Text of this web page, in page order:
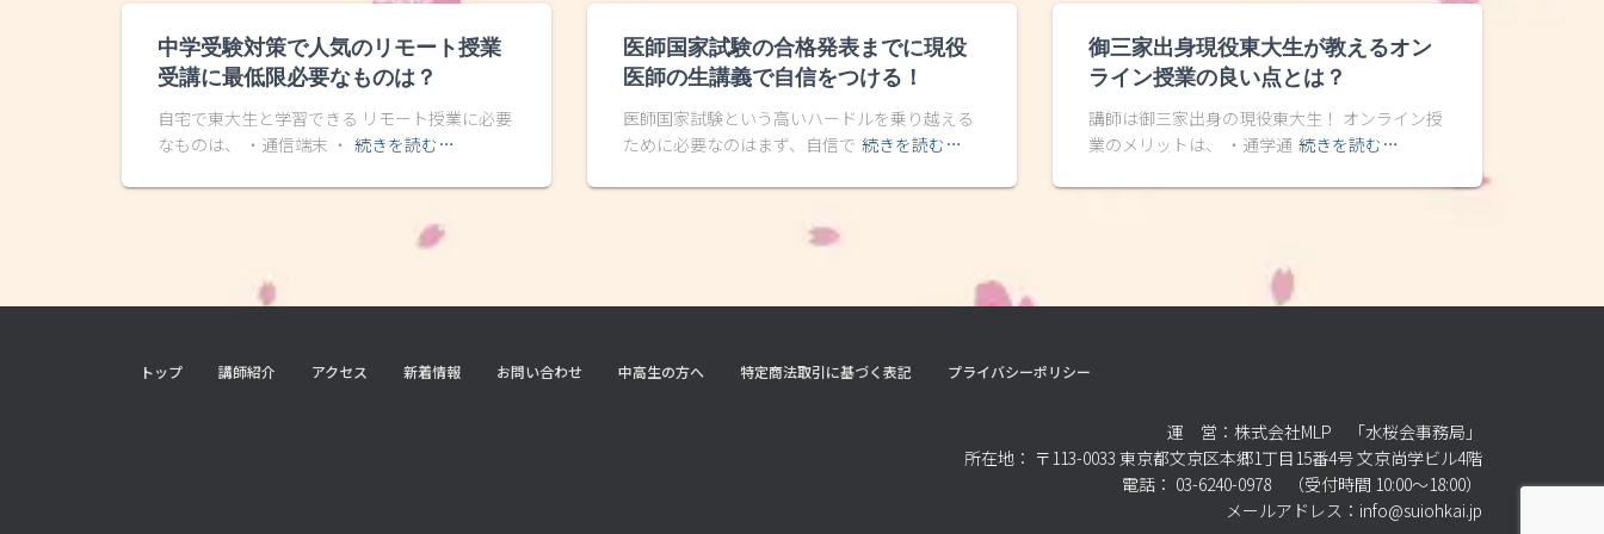
中学受験対策で人気のリモート授業
受講に最低限必要なものは？
自宅で東大生と学習できる リモート授業に必要
なものは、 ・通信端末 ・ 続きを読む…
医師国家試験の合格発表までに現役
医師の生講義で自信をつける！
医師国家試験という高いハードルを乗り越える
ために必要なのはまず、自信で 続きを読む…
御三家出身現役東大生が教えるオン
ライン授業の良い点とは？
講師は御三家出身の現役東大生！ オンライン授
業のメリットは、 ・通学通 続きを読む…
トップ 講師紹介 アクセス 新着情報 お問い合わせ 中高生の方へ 特定商法取引に基づく表記 プライバシーポリシー
運 営：株式会社MLP 「水桜会事務局」
所在地： 〒113-0033 東京都文京区本郷1丁目15番4号 文京尚学ビル4階
電話： 03-6240-0978 （受付時間 10:00～18:00）
メールアドレス：info@suiohkai.jp